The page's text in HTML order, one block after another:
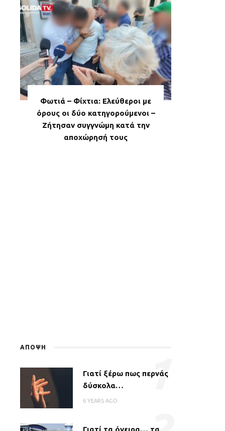
Φωτιά – Φίχτια: Ελεύθεροι με
όρους οι δύο κατηγορούμενοι –
Ζήτησαν συγγνώμη κατά την
αποχώρησή τους
ΑΠΟΨΗ
Γιατί ξέρω πως περνάς
δύσκολα…
6 YEARS AGO
1